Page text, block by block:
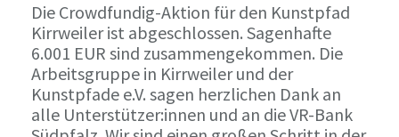
Die Crowdfundig-Aktion für den Kunstpfad
Kirrweiler ist abgeschlossen. Sagenhafte
6.001 EUR sind zusammengekommen. Die
Arbeitsgruppe in Kirrweiler und der
Kunstpfade e.V. sagen herzlichen Dank an
alle Unterstützer:innen und an die VR-Bank